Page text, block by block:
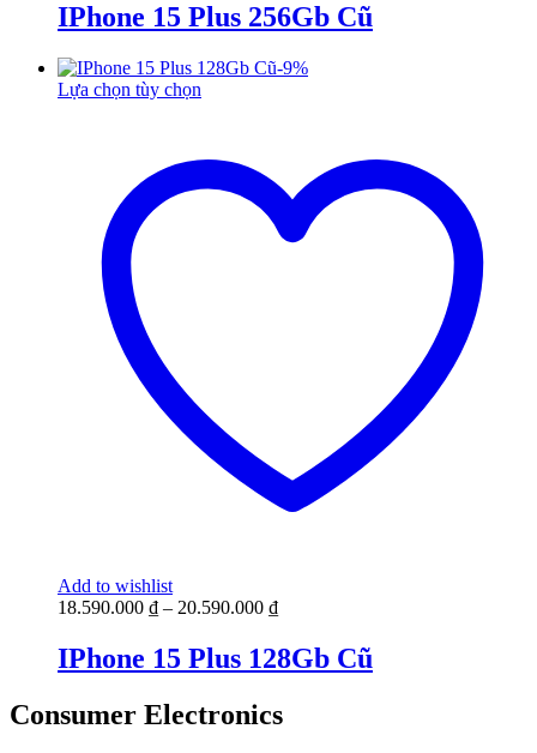
IPhone 15 Plus 256Gb Cũ
-9%
Lựa chọn tùy chọn
Add to wishlist
18.590.000 ₫ – 20.590.000 ₫
IPhone 15 Plus 128Gb Cũ
Consumer Electronics